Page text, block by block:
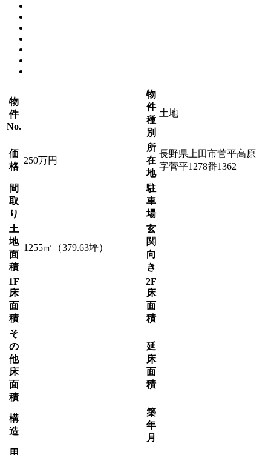
物
件
No.
物
件
種
別
土地
価
格
250万円
所
在
地
長野県上田市菅平高原
字菅平1278番1362
間
取
り
駐
車
場
土
地
面
積
1255㎡（379.63坪）
玄
関
向
き
1F
床
面
積
2F
床
面
積
そ
の
他
床
面
積
延
床
面
積
構
造
築
年
月
用